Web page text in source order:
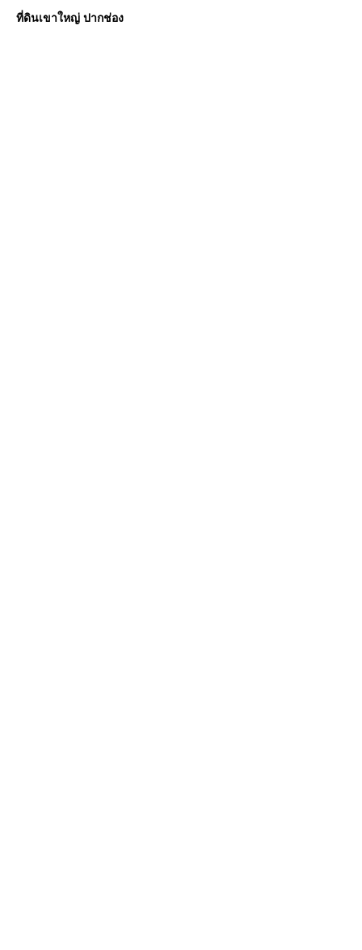
ที่ดินเขาใหญ่ ปากช่อง